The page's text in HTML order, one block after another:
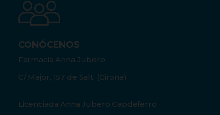
CONÓCENOS
Farmacia Anna Jubero
C/ Major, 157 de Salt, (Girona)
Licenciada Anna Jubero Capdeferro